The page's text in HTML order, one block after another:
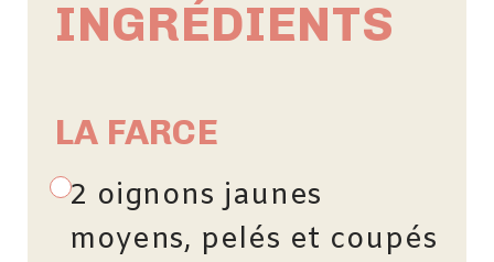
INGRÉDIENTS
LA FARCE
2 oignons jaunes
moyens, pelés et coupés